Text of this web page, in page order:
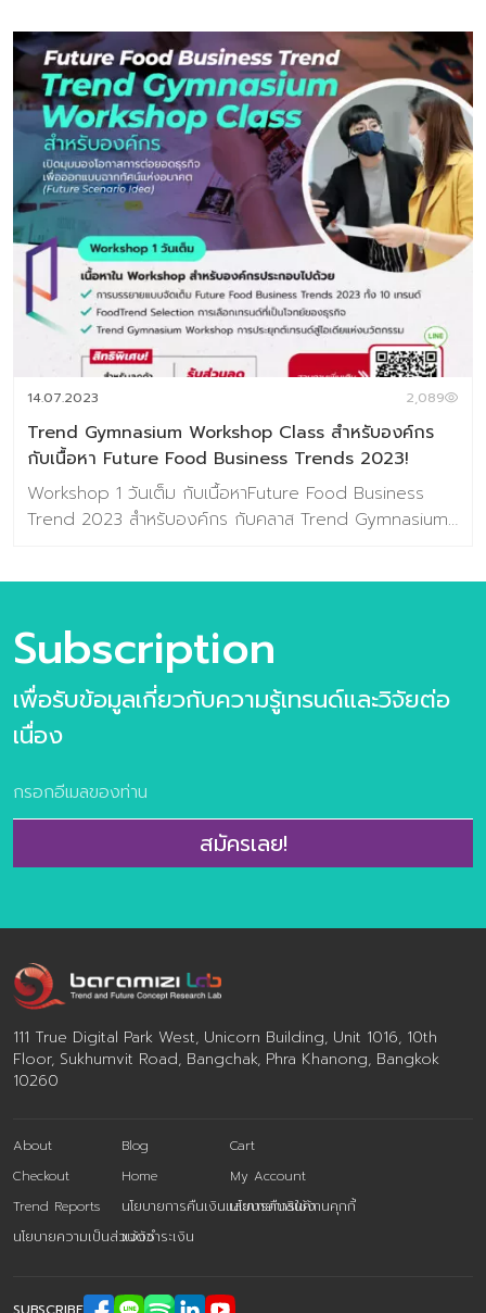
ธุรกิจของคุณ ด้วยเทรนด์อาหารแห่งอนาคต สำหรับ
อุตสาหกรรมอาหาร พร้อมขยายโอกาสและเอาชนะใจผู้บริโภคได้
มากขึ้น . เนื้อหาเทรนนิ่งสำหรับองค์กร ประกอบไปด้วย
Megatrends ของวงการอาหาร 2022 บรรยายเจาะลึก
Future Food Business Trends 2022 ทั้ง 10เทรนด์
Case Study และ แนวโน้มการตอบรับเทรนด์ด้านอาหารแห่
งอนาค *สิทธิพิเศษสำหรับลูกค้า Baramizi Group และ
Partner รับส่วนลดทันที 10% ถึงวันที่ 30 กันยายน 2565 ค
ลิ๊กที่นี่ >> https://lin.ee/1JZO7Nc
—————————————— ติดต่อสอบถามเพิ่มเติมได้ที่
ช่องทางด้านล่างนี้ : FACEBOOK : ศูนย์วิจัยเทรนด์และคอน
เซปต์แห่งอนาคต Baramizi Lab LINE OA : Baramizi_lab
Email :contact@baramizi.co.th
14.07.2023 2,089
Trend Gymnasium Workshop Class สำหรับองค์กร
กับเนื้อหา Future Food Business Trends 2023!
Workshop 1 วันเต็ม กับเนื้อหาFuture Food Business
Trend 2023 สำหรับองค์กร กับคลาส Trend Gymnasium
Workshop สำหรับองค์กร ประกอบไปด้วย การบรรยายแบบ
จัดเต็ม Future Food Trend ทั้ง 10 เทรนด์ FoodTrend
Selection การเลือเทรนด์ที่เป็นโจทย์ของธุรกิจ Trend
Gymnasium workshop การประยุกต์เทรนด์สู่ไอเดียแห่ง
นวัตกรรม —————————————— ติดต่อสอบถามเพิ่ม
และคอนเซปต์แห่งอนาคต Baramizi Lab LINE OA :
Baramizi_lab Email :
———————– ศูนย์วิจัยเทรนด์และคอนเซปต์แห่งอนาคต
Baramizi Lab – องค์กรที่ทำหน้าที่จับตามองเทรนด์ที่น่าสนใจ
[…]
Subscription
เพื่อรับข้อมูลเกี่ยวกับความรู้เทรนด์และวิจัยต่อ
เนื่อง
สมัครเลย!
111 True Digital Park West, Unicorn Building, Unit 1016, 10th
Floor, Sukhumvit Road, Bangchak, Phra Khanong, Bangkok
10260
About Blog
Cart
Checkout
Home
My Account
Trend Reports
นโยบายการคืนเงินและการคืนสินค้า
นโยบายการใช้งานคุกกี้
นโยบายความเป็นส่วนตัวแจ้งชำระเงิน